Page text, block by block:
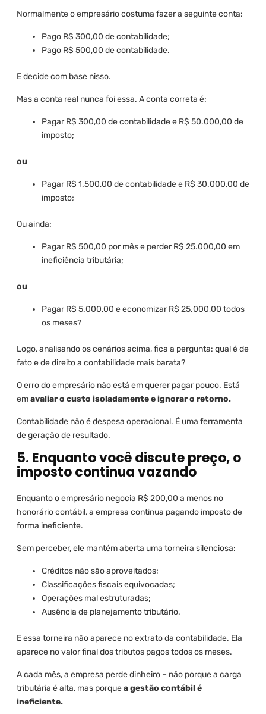
Normalmente o empresário costuma fazer a seguinte conta:
Pago R$ 300,00 de contabilidade;
Pago R$ 500,00 de contabilidade.
E decide com base nisso.
Mas a conta real nunca foi essa. A conta correta é:
Pagar R$ 300,00 de contabilidade e R$ 50.000,00 de
imposto;
ou
Pagar R$ 1.500,00 de contabilidade e R$ 30.000,00 de
imposto;
Ou ainda:
Pagar R$ 500,00 por mês e perder R$ 25.000,00 em
ineficiência tributária;
ou
Pagar R$ 5.000,00 e economizar R$ 25.000,00 todos
os meses?
Logo, analisando os cenários acima, fica a pergunta: qual é de
fato e de direito a contabilidade mais barata?
O erro do empresário não está em querer pagar pouco. Está
emavaliar o custo isoladamente e ignorar o retorno.
Contabilidade não é despesa operacional. É uma ferramenta
de geração de resultado.
5. Enquanto você discute preço, o
imposto continua vazando
Enquanto o empresário negocia R$ 200,00 a menos no
honorário contábil, a empresa continua pagando imposto de
forma ineficiente.
Sem perceber, ele mantém aberta uma torneira silenciosa:
Créditos não são aproveitados;
Classificações fiscais equivocadas;
Operações mal estruturadas;
Ausência de planejamento tributário.
E essa torneira não aparece no extrato da contabilidade. Ela
aparece no valor final dos tributos pagos todos os meses.
A cada mês, a empresa perde dinheiro – não porque a carga
tributária é alta, mas porquea gestão contábil é
ineficiente.